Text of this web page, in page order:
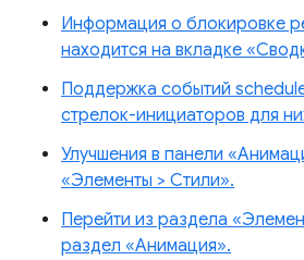
Информация о блокировке
находится на вкладке
Поддержка событий
стрелок-инициаторов для
Улучшения в панели
«Элементы > Стили».
Перейти из раздела
раздел «Анимация».